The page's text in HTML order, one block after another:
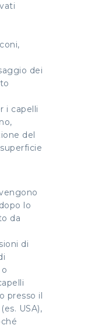
dei
i capelli
del
lo
da
di
presso il
USA),